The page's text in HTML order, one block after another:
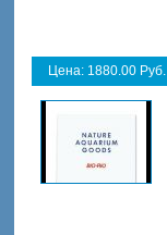
Цена: 1880.00 Руб.